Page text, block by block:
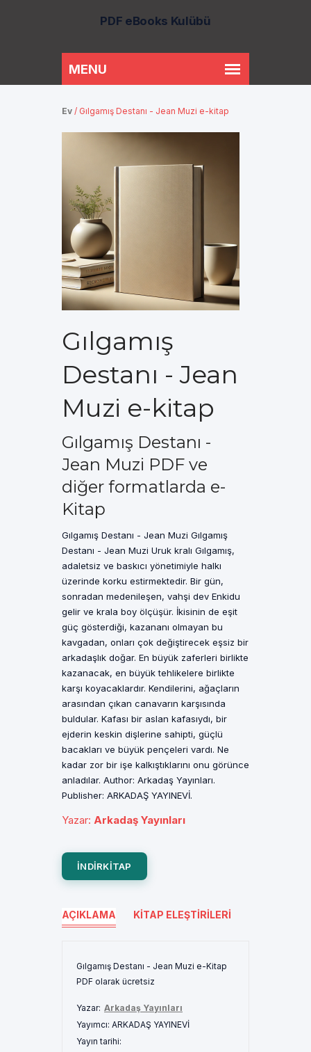
PDF eBooks Kulübü
Ev / Gılgamış Destanı - Jean Muzi e-kitap
Gılgamış
Destanı - Jean
Muzi e-kitap
Gılgamış Destanı -
Jean Muzi PDF ve
diğer formatlarda e-
Kitap
Gılgamış Destanı - Jean Muzi Gılgamış
Destanı - Jean Muzi Uruk kralı Gılgamış,
adaletsiz ve baskıcı yönetimiyle halkı
üzerinde korku estirmektedir. Bir gün,
sonradan medenileşen, vahşi dev Enkidu
gelir ve krala boy ölçüşür. İkisinin de eşit
güç gösterdiği, kazananı olmayan bu
kavgadan, onları çok değiştirecek eşsiz bir
arkadaşlık doğar. En büyük zaferleri birlikte
kazanacak, en büyük tehlikelere birlikte
karşı koyacaklardır. Kendilerini, ağaçların
arasından çıkan canavarın karşısında
buldular. Kafası bir aslan kafasıydı, bir
ejderin keskin dişlerine sahipti, güçlü
bacakları ve büyük pençeleri vardı. Ne
kadar zor bir işe kalkıştıklarını onu görünce
anladılar. Author: Arkadaş Yayınları.
Publisher: ARKADAŞ YAYINEVİ.
Yazar: Arkadaş Yayınları
INDIRKITAP
AÇIKLAMA KITAP ELEŞTIRILERI
Gılgamış Destanı - Jean Muzi e-Kitap
PDF olarak ücretsiz
Yazar: Arkadaş Yayınları
Yayımcı: ARKADAŞ YAYINEVİ
Yayın tarihi: